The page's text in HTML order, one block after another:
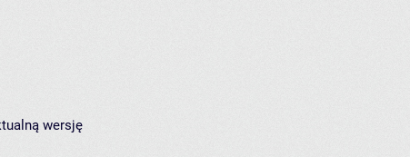
wersję